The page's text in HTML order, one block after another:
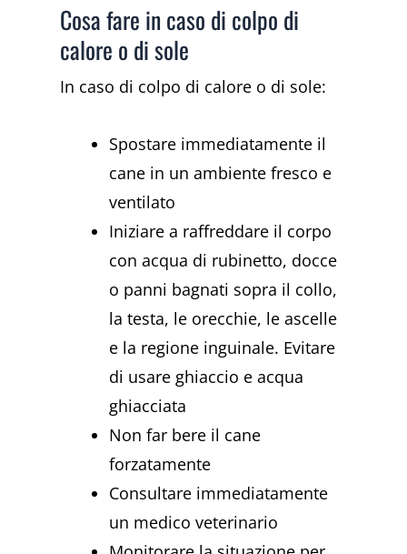
Cosa fare in caso di colpo di
calore o di sole
In caso di colpo di calore o di sole:
Spostare immediatamente il
cane in un ambiente fresco e
ventilato
Iniziare a raffreddare il corpo
con acqua di rubinetto, docce
o panni bagnati sopra il collo,
la testa, le orecchie, le ascelle
e la regione inguinale. Evitare
di usare ghiaccio e acqua
ghiacciata
Non far bere il cane
forzatamente
Consultare immediatamente
un medico veterinario